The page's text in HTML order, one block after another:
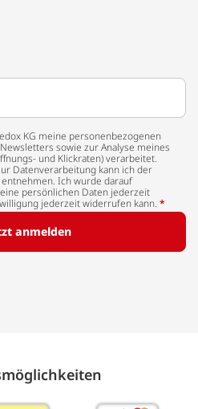
KG meine personenbezogenen
sowie zur Analyse meines
und Klickraten) verarbeitet.
Datenverarbeitung kann ich der
entnehmen. Ich wurde darauf
persönlichen Daten jederzeit
jederzeit widerrufen kann. *
anmelden